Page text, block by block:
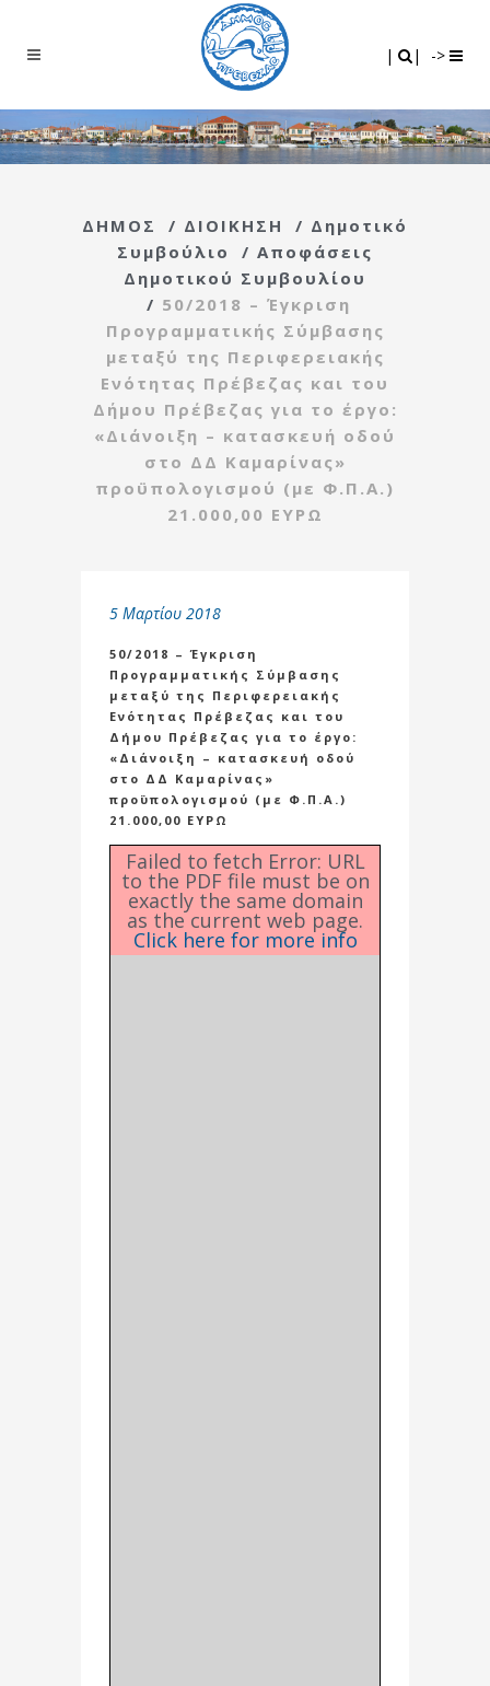
| | ->
ΔΗΜΟΣ / ΔΙΟΙΚΗΣΗ / Δημοτικό
Συμβούλιο
/ Αποφάσεις
Δημοτικού Συμβουλίου
/ 50/2018 – Έγκριση
Προγραμματικής Σύμβασης
μεταξύ της Περιφερειακής
Ενότητας Πρέβεζας και του
Δήμου Πρέβεζας για το έργο:
«Διάνοιξη – κατασκευή οδού
στο ΔΔ Καμαρίνας»
προϋπολογισμού (με Φ.Π.Α.)
21.000,00 ΕΥΡΩ
5 Μαρτίου 2018
50/2018 – Έγκριση
Προγραμματικής Σύμβασης
μεταξύ της Περιφερειακής
Ενότητας Πρέβεζας και του
Δήμου Πρέβεζας για το έργο:
«Διάνοιξη – κατασκευή οδού
στο ΔΔ Καμαρίνας»
προϋπολογισμού (με Φ.Π.Α.)
21.000,00 ΕΥΡΩ
Failed to fetch Error: URL
to the PDF file must be on
exactly the same domain
as the current web page.
Click here for more info